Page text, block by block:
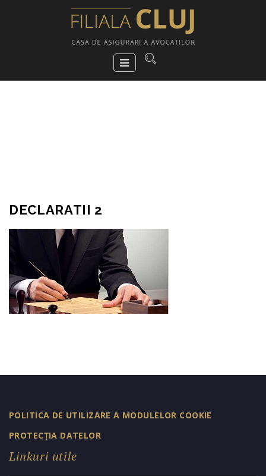
DECLARATII 2
POLITICA DE UTILIZARE A MODULELOR COOKIE
PROTECȚIA DATELOR
Linkuri utile